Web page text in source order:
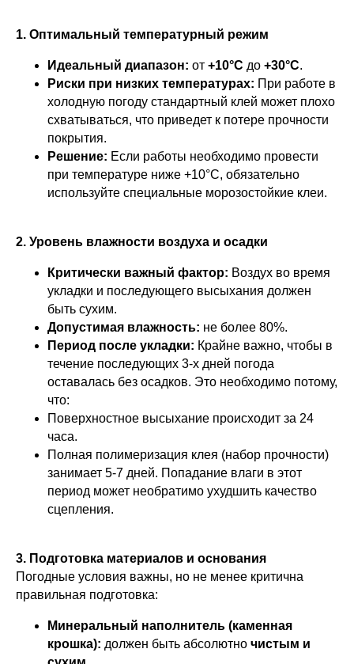
1. Оптимальный температурный режим
Идеальный диапазон: от +10°C до +30°C.
Риски при низких температурах: При работе в
холодную погоду стандартный клей может плохо
схватываться, что приведет к потере прочности
покрытия.
Решение: Если работы необходимо провести
при температуре ниже +10°C, обязательно
используйте специальные морозостойкие клеи.
2. Уровень влажности воздуха и осадки
Критически важный фактор: Воздух во время
укладки и последующего высыхания должен
быть сухим.
Допустимая влажность: не более 80%.
Период после укладки: Крайне важно, чтобы в
течение последующих 3-х дней погода
оставалась без осадков. Это необходимо потому,
что:
Поверхностное высыхание происходит за 24
часа.
Полная полимеризация клея (набор прочности)
занимает 5-7 дней. Попадание влаги в этот
период может необратимо ухудшить качество
сцепления.
3. Подготовка материалов и основания
Погодные условия важны, но не менее критична
правильная подготовка:
Минеральный наполнитель (каменная
крошка): должен быть абсолютно чистым и